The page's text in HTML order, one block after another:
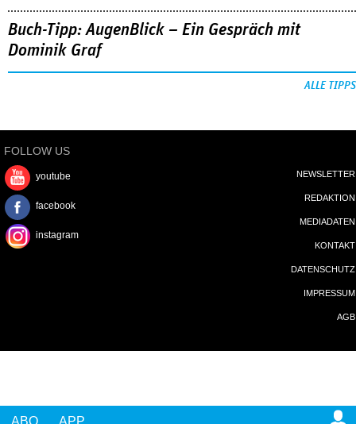
ABO APP
Buch-Tipp: AugenBlick – Ein Gespräch mit
Dominik Graf
ALLE TIPPS
FOLLOW US
youtube
facebook
instagram
NEWSLETTER
REDAKTION
MEDIADATEN
KONTAKT
DATENSCHUTZ
IMPRESSUM
AGB